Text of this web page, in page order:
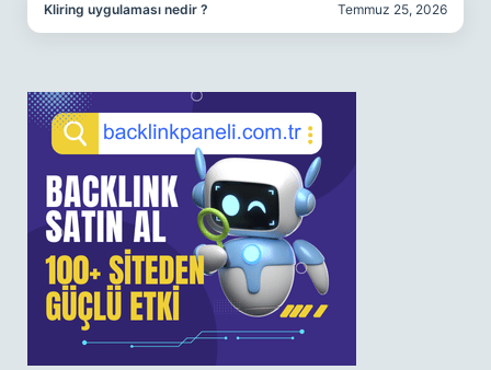
Kliring uygulaması nedir ? Temmuz 25, 2026